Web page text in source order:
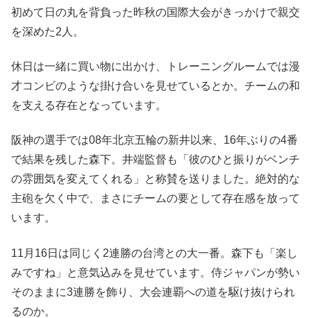
初めて日の丸を背負った昨秋の国際大会がきっかけで親交
を深めた2人。
休日は一緒に買い物に出かけ、トレーニングルームでは漫
才コンビのような掛け合いを見せているとか。チームの和
を支える存在となっています。
阪神の選手では08年北京五輪の新井以来、16年ぶりの4番
で結果を残した森下。井端監督も「彼のひと振りがベンチ
の雰囲気を変えてくれる」と称賛を送りました。絶対的な
主砲を欠く中で、まさにチームの要として存在感を放って
います。
11月16日は同じく2連勝の台湾との大一番。森下も「楽し
みですね」と意気込みを見せています。侍ジャパンが勢い
そのままに3連勝を飾り、大会連覇への道を駆け抜けられ
るのか。